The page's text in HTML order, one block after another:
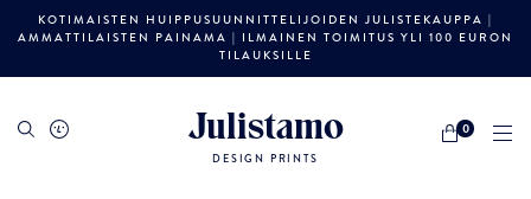
KOTIMAISTEN HUIPPUSUUNNITTELIJOIDEN JULISTEKAUPPA |
AMMATTILAISTEN PAINAMA | ILMAINEN TOIMITUS YLI 100 EURON
TILAUKSILLE
Julistamo
DESIGN PRINTS
0